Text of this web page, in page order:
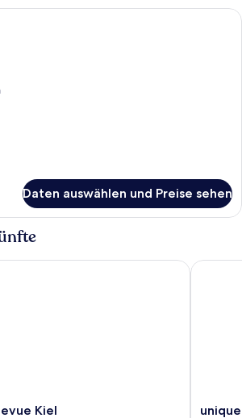
Ein Hotelzimmer mit Bett, Nachttisch,
Daten auswählen und Preise sehen
Kiel
Kiel
unique
unique